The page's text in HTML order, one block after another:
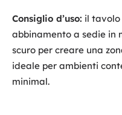
Consiglio d’uso: il tavolo
abbinamento a sedie in
scuro per creare una
ideale per ambienti
minimal.